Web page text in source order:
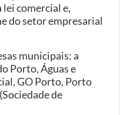
comercial e,
do setor empresarial
municipais: a
Porto, Águas e
GO Porto, Porto
de